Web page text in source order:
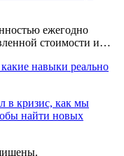
ежегодно
стоимости и…
навыки реально
в кризис, как мы
найти новых